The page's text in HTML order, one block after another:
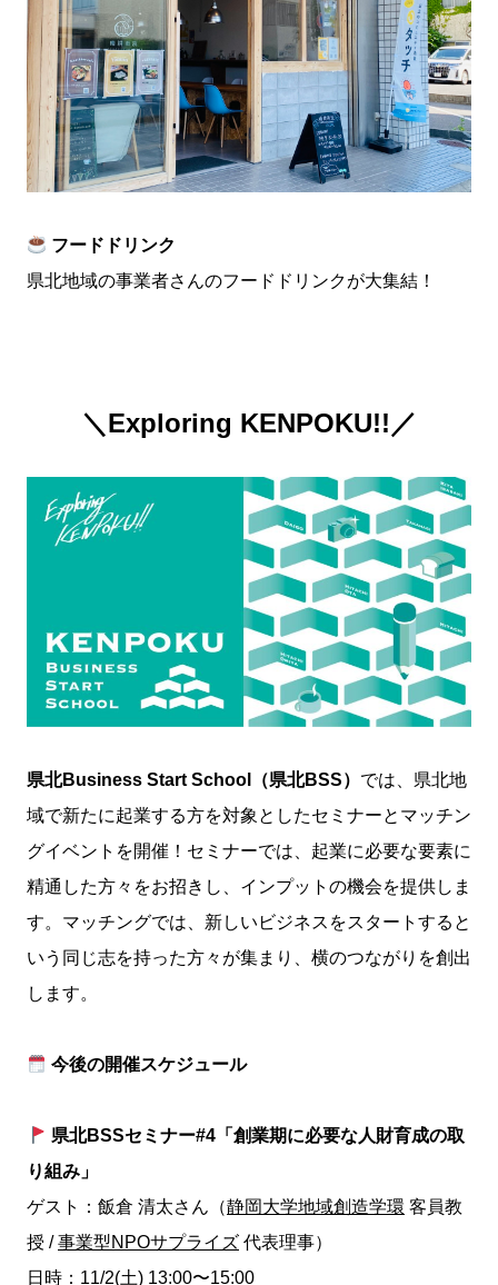
フードドリンク
県北地域の事業者さんのフードドリンクが大集結！
＼Exploring KENPOKU!!／
県北Business Start School（県北BSS） では、県北地
域で新たに起業する方を対象としたセミナーとマッチン
グイベントを開催！セミナーでは、起業に必要な要素に
精通した方々をお招きし、インプットの機会を提供しま
す。マッチングでは、新しいビジネスをスタートすると
いう同じ志を持った方々が集まり、横のつながりを創出
します。
今後の開催スケジュール
県北BSSセミナー#4「創業期に必要な人財育成の取
り組み」
ゲスト：飯倉 清太さん（静岡大学地域創造学環 客員教
授 /事業型NPOサプライズ 代表理事）
日時：11/2(土) 13:00〜15:00